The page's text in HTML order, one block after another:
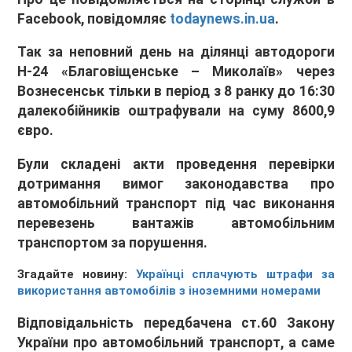
Facebook, повідомляє todaynews.in.ua.
Так за неповний день на ділянці автодороги
Н-24 «Благовіщенське – Миколаїв» через
Вознесенськ тільки в період з 8 ранку до 16:30
далекобійників оштрафували на суму 8600,9
євро.
Були складені акти проведення перевірки
дотримання вимог законодавства про
автомобільний транспорт під час виконання
перевезень вантажів автомобільним
транспортом за порушення.
Згадайте новину: Українці сплачують штрафи за
використання автомобілів з іноземними номерами
Відповідальність передбачена ст.60 Закону
України про автомобільний транспорт, а саме